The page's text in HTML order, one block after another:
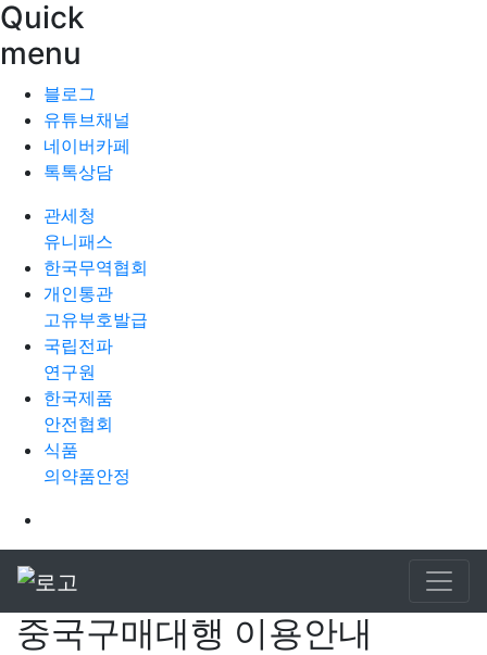
Quick
menu
블로그
유튜브채널
네이버카페
톡톡상담
관세청
유니패스
한국무역협회
개인통관
고유부호발급
국립전파
연구원
한국제품
안전협회
식품
의약품안정
중국구매대행 이용안내